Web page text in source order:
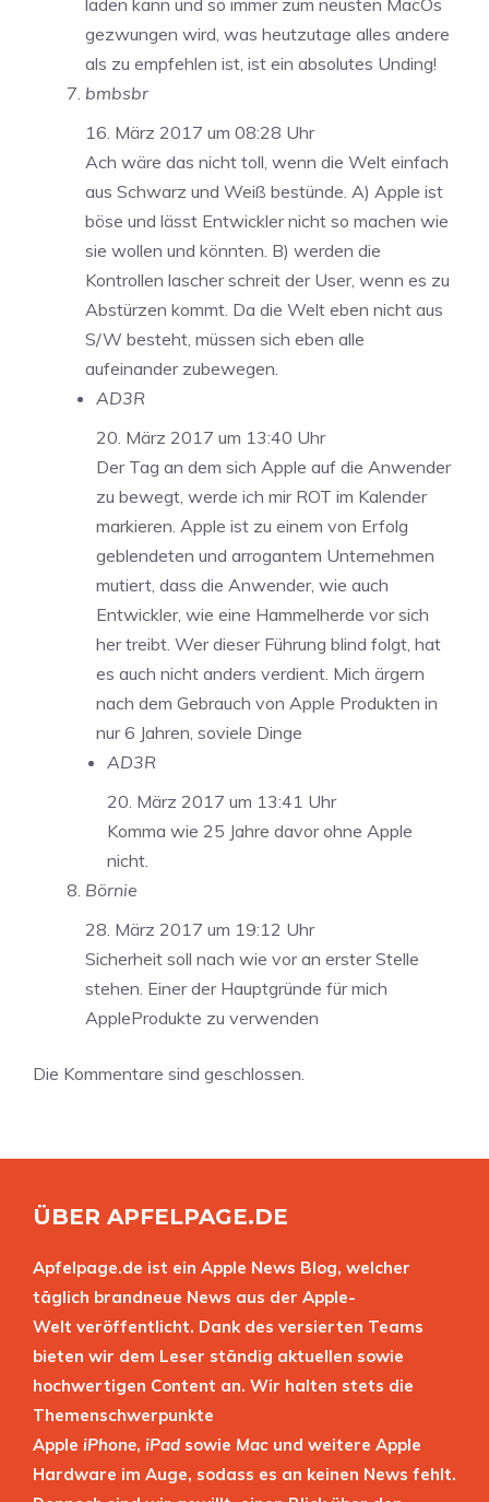
laden kann und so immer zum neusten MacOs
gezwungen wird, was heutzutage alles andere
als zu empfehlen ist, ist ein absolutes Unding!
bmbsbr
16. März 2017 um 08:28 Uhr
Ach wäre das nicht toll, wenn die Welt einfach
aus Schwarz und Weiß bestünde. A) Apple ist
böse und lässt Entwickler nicht so machen wie
sie wollen und könnten. B) werden die
Kontrollen lascher schreit der User, wenn es zu
Abstürzen kommt. Da die Welt eben nicht aus
S/W besteht, müssen sich eben alle
aufeinander zubewegen.
AD3R
20. März 2017 um 13:40 Uhr
Der Tag an dem sich Apple auf die Anwender
zu bewegt, werde ich mir ROT im Kalender
markieren. Apple ist zu einem von Erfolg
geblendeten und arrogantem Unternehmen
mutiert, dass die Anwender, wie auch
Entwickler, wie eine Hammelherde vor sich
her treibt. Wer dieser Führung blind folgt, hat
es auch nicht anders verdient. Mich ärgern
nach dem Gebrauch von Apple Produkten in
nur 6 Jahren, soviele Dinge
AD3R
20. März 2017 um 13:41 Uhr
Komma wie 25 Jahre davor ohne Apple
nicht.
Börnie
28. März 2017 um 19:12 Uhr
Sicherheit soll nach wie vor an erster Stelle
stehen. Einer der Hauptgründe für mich
AppleProdukte zu verwenden
Die Kommentare sind geschlossen.
ÜBER APFELPAGE.DE
Apfelpage.de ist ein Apple News Blog, welcher
täglich brandneue News aus der Apple-
Welt veröffentlicht. Dank des versierten Teams
bieten wir dem Leser ständig aktuellen sowie
hochwertigen Content an. Wir halten stets die
Themenschwerpunkte
Apple iPhone, iPad sowie Mac und weitere Apple
Hardware im Auge, sodass es an keinen News fehlt.